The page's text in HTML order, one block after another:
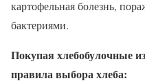
картофельная болезнь,
бактериями.
Покупая хлебобулочные
правила выбора хлеба: